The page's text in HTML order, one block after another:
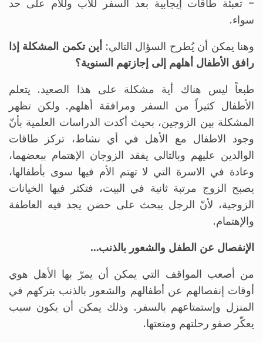
– تعبئة طاقات إيجابية بعد السفر للأب وللأم على حد
سواء.
وهنا يمكن أن يُطرح السؤال التالي: أين تكمن المشكلة إذا
رافق الأطفال أهلهم إلى إجازتهم السنوية؟
طبعاً ليس هناك أية مشكلة على هذا الصعيد. يتعلم
الأطفال كثيراً من السفر ومرافقة أهلهم. ولكن تظهر
المشكلة بين الزوجين، بحيث أكدت الدراسات العلمية بأنّ
وجود الاطفال مع الأهل في أي نشاط، تركز طاقات
الوالدين عليهم وبالتالي يفقد الزوجان الإهتمام ببعضهما،
وعادة في الاسرة التي لا تهتم الأم فيها سوى بأطفالها،
يصبح الزوج مرتبة ثانية في البيت، فتكثر فيها الخيانات
الزوجية، لأنّ الرجل يبحث على حضن يجد فيه العاطفة
والإهتمام.
الإنفصال عن الطفل والشعور بالذنب…
من أصعب المواقف التي يمكن أن يمرّ بها الأهل هوي
أوقات إنفصالهم عن أطفالهم والشعور بالذنب بتركهم في
المنزل وإستمتاعهم بالسفر. وذلك يمكن أن يكون سبب
يعكّر صفو رحلتهم ومتعتها.